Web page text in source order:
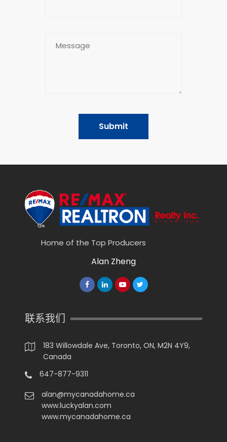
Submit
Home of the Top Producers
Alan Zheng
联系我们
183 Willowdale Ave, Toronto, ON, M2N 4Y9,
Canada
647-877-9311
alan@mycanadahome.ca
www.luckyalan.com
www.mycanadahome.ca